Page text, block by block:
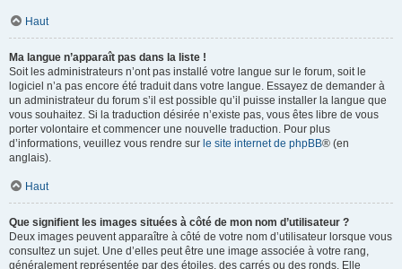
Haut
Ma langue n’apparaît pas dans la liste !
Soit les administrateurs n’ont pas installé votre langue sur le forum, soit le
logiciel n’a pas encore été traduit dans votre langue. Essayez de demander à
un administrateur du forum s’il est possible qu’il puisse installer la langue que
vous souhaitez. Si la traduction désirée n’existe pas, vous êtes libre de vous
porter volontaire et commencer une nouvelle traduction. Pour plus
d’informations, veuillez vous rendre sur le site internet de phpBB® (en
anglais).
Haut
Que signifient les images situées à côté de mon nom d’utilisateur ?
Deux images peuvent apparaître à côté de votre nom d’utilisateur lorsque vous
consultez un sujet. Une d’elles peut être une image associée à votre rang,
généralement représentée par des étoiles, des carrés ou des ronds. Elle